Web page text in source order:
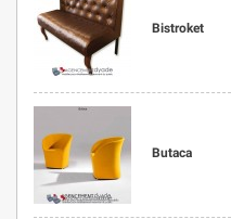
Bistroket
Butaca